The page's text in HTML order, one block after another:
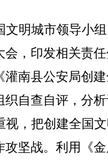
文明城市领导小
，印发相关责
灌南县公安局创
自查自评，分
视，把创建全国
坚战。利用《